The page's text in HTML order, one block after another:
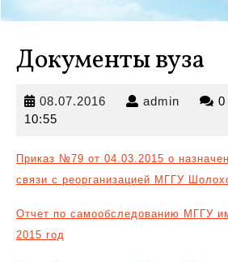
Документы вуза
08.07.2016 08.07.2016
admin admin 0
10:55
Приказ №79 от 04.03.2015 о
связи с реорганизацией МГГУ
Отчет по самообследованию МГГУ
2015 год